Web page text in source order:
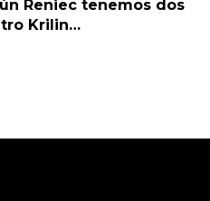
Reniec tenemos dos
Krilin…